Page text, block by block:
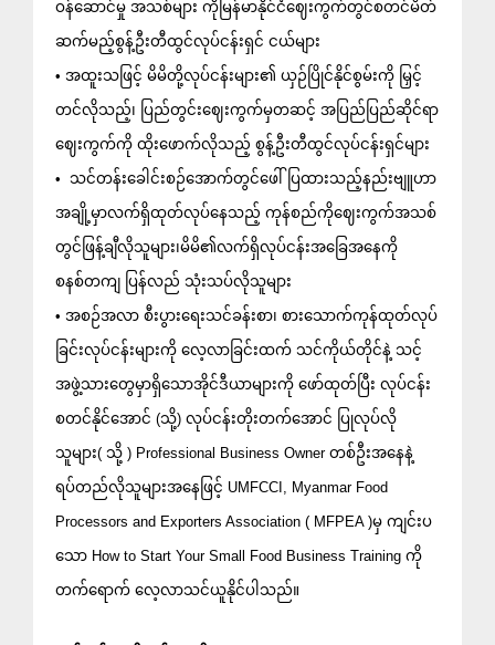
ဝန်ဆောင်မှု အသစ်များ ကိုမြန်မာနိုင်ငံဈေးကွက်တွင်စတင်မိတ်
ဆက်မည့်စွန့်ဦးတီထွင်လုပ်ငန်းရှင် ငယ်များ
• အထူးသဖြင့် မိမိတို့လုပ်ငန်းများ၏ ယှဉ်ပြိုင်နိုင်စွမ်းကို မြှင့်
တင်လိုသည့်၊ ပြည်တွင်းဈေးကွက်မှတဆင့် အပြည်ပြည်ဆိုင်ရာ
ဈေးကွက်ကို ထိုးဖောက်လိုသည့် စွန့်ဦးတီထွင်လုပ်ငန်းရှင်များ
•  သင်တန်းခေါင်းစဉ်အောက်တွင်ဖေါ်ပြထားသည့်နည်းဗျူဟာ
အချို့မှာလက်ရှိထုတ်လုပ်နေသည့် ကုန်စည်ကိုဈေးကွက်အသစ်
တွင်ဖြန့်ချီလိုသူများ၊မိမိ၏လက်ရှိလုပ်ငန်းအခြေအနေကို
စနစ်တကျ ပြန်လည် သုံးသပ်လိုသူများ
• အစဉ်အလာ စီးပွားရေးသင်ခန်းစာ၊ စားသောက်ကုန်ထုတ်လုပ်
ခြင်းလုပ်ငန်းများကို လေ့လာခြင်းထက် သင်ကိုယ်တိုင်နဲ့ သင့်
အဖွဲ့သားတွေမှာရှိသောအိုင်ဒီယာများကို ဖော်ထုတ်ပြီး လုပ်ငန်း
စတင်နိုင်အောင် (သို့) လုပ်ငန်းတိုးတက်အောင် ပြုလုပ်လို
သူများ( သို့ ) Professional Business Owner တစ်ဦးအနေနဲ့
ရပ်တည်လိုသူများအနေဖြင့် UMFCCI, Myanmar Food
Processors and Exporters Association ( MFPEA )မှ ကျင်းပ
သော How to Start Your Small Food Business Training ကို
တက်ရောက် လေ့လာသင်ယူနိုင်ပါသည်။